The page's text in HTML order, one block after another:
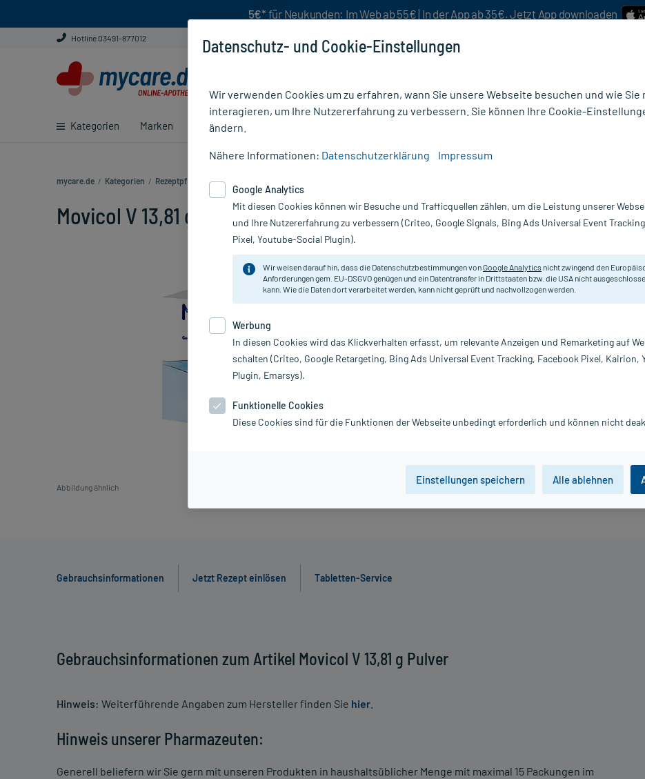
5€* für Neukunden: Im Web ab 55€ | In der App ab 35€. Jetzt App downloaden
Hotline 03491-877012
Kategorien Marken Ratgeber
mycare.de / Kategorien / Rezeptpflichtige Medikamente
Movicol V 13,81 g Pulver, 50 St
Abbildung ähnlich
inkl. MwSt. Gratis-Versandinnerhalb D.
Scannen Sie Ihr E-Rezept in der mycare
versandkostenfrei* - inklusive Ihrer
Inhalt:
50 St
PZN:
Hersteller:
Gebrauchsinformationen Jetzt Rezept einlösen Tabletten-Service
Gebrauchsinformationen zum Artikel Movicol V 13,81 g Pulver
Hinweis: Weiterführende Angaben zum Hersteller finden Sie hier
Hinweis unserer Pharmazeuten:
Generell beliefern wir Sie gern mit unseren Produkten in haushaltsüblicher Menge mit maximal 15 Packungen im
Datenschutz- und Cookie-Einstellungen
Wir verwenden Cookies um zu erfahren, wann Sie unsere Webseite besuchen und wie Sie
interagieren, um Ihre Nutzererfahrung zu verbessern. Sie können Ihre Cookie-
ändern.
Nähere Informationen: Datenschutzerklärung Impressum
Google Analytics
Mit diesen Cookies können wir Besuche und Trafficquellen zählen, um die Leistung unserer
und Ihre Nutzererfahrung zu verbessern (Criteo, Google Signals, Bing Ads Universal Event
Pixel, Youtube-Social Plugin).
Wir weisen darauf hin, dass die Datenschutzbestimmungen vonGoogle Analytics nicht zwingend den
Anforderungen gem. EU-DSGVO genügen und ein Datentransfer in Drittstaaten bzw. die USA nicht
kann. Wie die Daten dort verarbeitet werden, kann nicht geprüft und nachvollzogen werden.
Werbung
In diesen Cookies wird das Klickverhalten erfasst, um relevante Anzeigen und Remarketing auf
schalten (Criteo, Google Retargeting, Bing Ads Universal Event Tracking, Facebook Pixel, Kairion,
Plugin, Emarsys).
Funktionelle Cookies
Diese Cookies sind für die Funktionen der Webseite unbedingt erforderlich und können nicht
Einstellungen speichern Alle ablehnen